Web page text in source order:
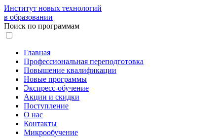
Институт новых технологий
в образовании
Поиск по программам
Главная
Профессиональная переподготовка
Повышение квалификации
Новые программы
Экспресс-обучение
Акции и скидки
Поступление
О нас
Контакты
Микрообучение